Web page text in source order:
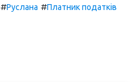
#Руслана #Платник податків